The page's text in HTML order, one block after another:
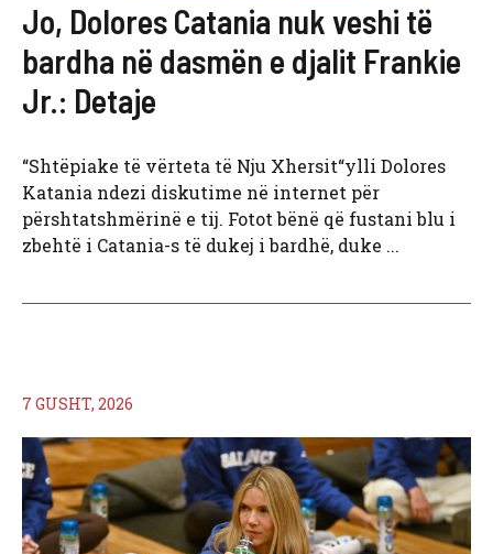
Jo, Dolores Catania nuk veshi të
bardha në dasmën e djalit Frankie
Jr.: Detaje
“Shtëpiake të vërteta të Nju Xhersit“ylli Dolores
Katania ndezi diskutime në internet për
përshtatshmërinë e tij. Fotot bënë që fustani blu i
zbehtë i Catania-s të dukej i bardhë, duke ...
7 GUSHT, 2026